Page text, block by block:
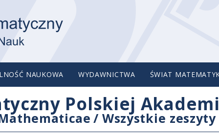
NAUKOWA WYDAWNICTWA ŚWIAT
Polskiej
/ Wszystkie zeszyty